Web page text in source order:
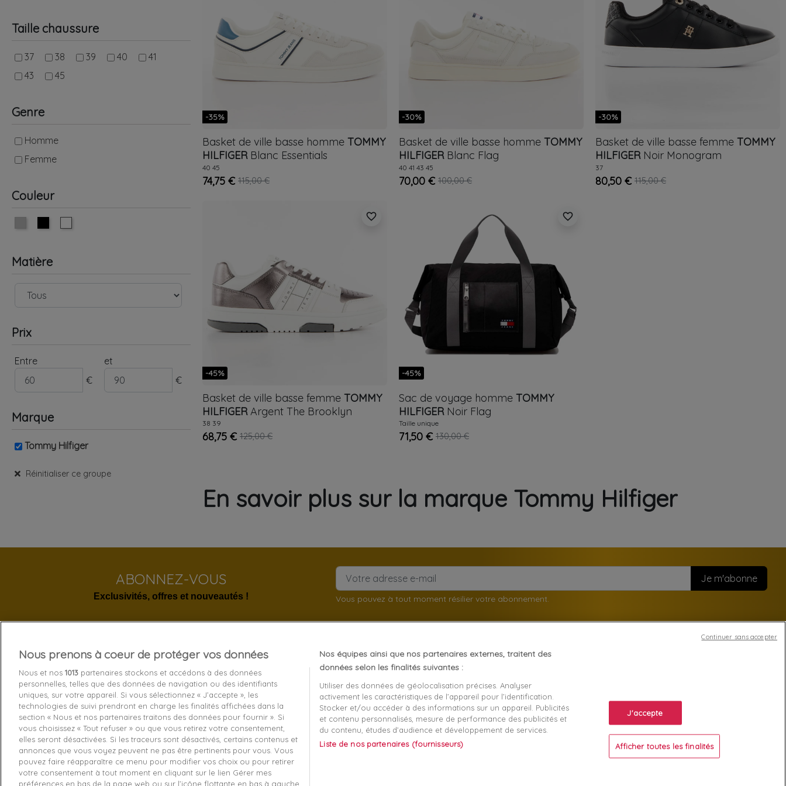
Taille chaussure
37 38 39 40
41
43
45
Genre
Homme
Femme
Couleur
Matière
Prix
Entre
€
et
€
Marque
Tommy Hilfiger
Réinitialiser ce groupe
-35%
Basket de ville basse homme TOMMY
HILFIGER Blanc Essentials
40 45
74,75 € 115,00 €
-30%
Basket de ville basse homme TOMMY
HILFIGER Blanc Flag
40 41 43 45
70,00 € 100,00 €
-30%
Basket de ville basse femme TOMMY
HILFIGER Noir Monogram
37
80,50 € 115,00 €
favorite_border
-45%
Basket de ville basse femme TOMMY
HILFIGER Argent The Brooklyn
38 39
68,75 € 125,00 €
favorite_border
-45%
Sac de voyage homme TOMMY
HILFIGER Noir Flag
Taille unique
71,50 € 130,00 €
En savoir plus sur la marque Tommy Hilfiger
ABONNEZ-VOUS
Exclusivités, offres et nouveautés ! Vous pouvez à tout moment résilier votre abonnement.
Services client
Livraison
Echange et remboursement
Paiement sécurisé
Contactez-nous
Retourner ma commande
À propos
Mentions légales
Conditions générales de vente
Qui sommes nous?
Informatique et liberté
Connexion
Créez votre compte
Nous prenons à coeur de protéger vos données
Nous et nos 1013 partenaires stockons et accédons à des données
personnelles, telles que des données de navigation ou des identifiants
uniques, sur votre appareil. Si vous sélectionnez « J’accepte », les
technologies de suivi prendront en charge les finalités affichées dans la
section « Nous et nos partenaires traitons des données pour fournir ». Si
vous choisissez « Tout refuser » ou que vous retirez votre consentement,
elles seront désactivées. Si les traceurs sont désactivés, certains contenus et
annonces que vous voyez peuvent ne pas être pertinents pour vous. Vous
pouvez faire réapparaître ce menu pour modifier vos choix ou pour retirer
votre consentement à tout moment en cliquant sur le lien Gérer mes
préférences en bas de la page web ou sur l’icône flottante en bas à gauche
Nos équipes ainsi que nos partenaires externes, traitent des
données selon les finalités suivantes :
Utiliser des données de géolocalisation précises. Analyser
activement les caractéristiques de l’appareil pour l’identification.
Stocker et/ou accéder à des informations sur un appareil. Publicités
et contenu personnalisés, mesure de performance des publicités et
du contenu, études d’audience et développement de services.
Liste de nos partenaires (fournisseurs)
J'accepte
Afficher toutes les finalités
Continuer sans accepter